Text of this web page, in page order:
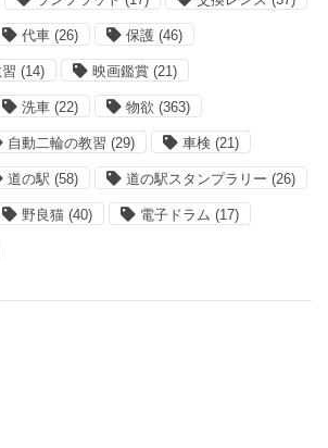
代車 (26) 保護 (46)
(14) 映画鑑賞 (21)
洗車 (22) 物欲 (363)
自動二輪の教習 (29) 車検 (21)
道の駅 (58) 道の駅スタンプラリー (26)
野良猫 (40) 電子ドラム (17)